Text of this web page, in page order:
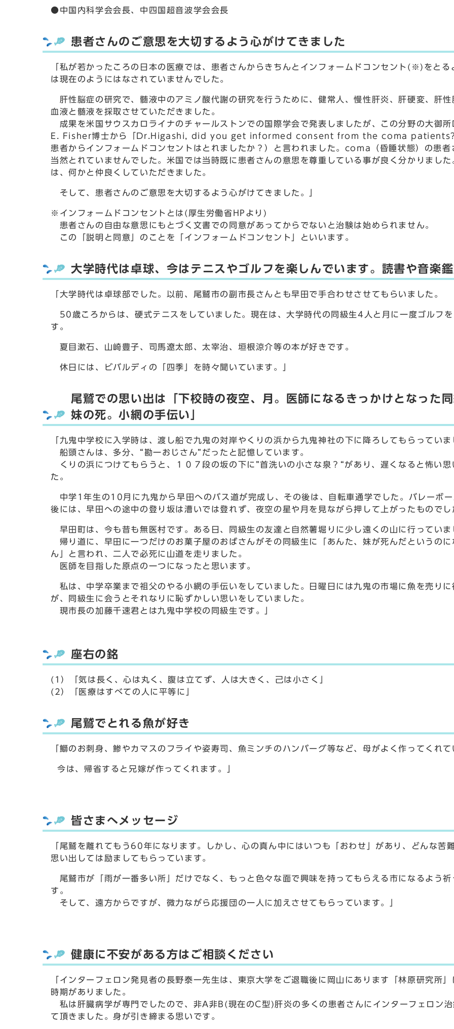
●中国内科学会会長、中四国超音波学会会長
患者さんのご意思を大切するよう心がけてきました
「私が若かったころの日本の医療では、患者さんからきちんとインフォームドコンセント(※)をとる
は現在のようにはなされていませんでした。
肝性脳症の研究で、髄液中のアミノ酸代謝の研究を行うために、健常人、慢性肝炎、肝硬変、肝性
血液と髄液を採取させていただきました。
成果を米国サウスカロライナのチャールストンでの国際学会で発表しましたが、この分野の大御
E. Fisher博士から「Dr.Higashi, did you get informed consent from the coma patients?
患者からインフォームドコンセントはとれましたか？）と言われました。coma（昏睡状態）の患者
当然とれていませんでした。米国では当時既に患者さんの意思を尊重している事が良く分かりました
は、何かと仲良くしていただきました。
そして、患者さんのご意思を大切するよう心がけてきました。」
※インフォームドコンセントとは(厚生労働省HPより)
患者さんの自由な意思にもとづく文書での同意があってからでないと治験は始められません。
この「説明と同意」のことを「インフォームドコンセント」といいます。
大学時代は卓球、今はテニスやゴルフを楽しんでいます。読書や音楽鑑
「大学時代は卓球部でした。以前、尾鷲市の副市長さんとも早田で手合わせさせてもらいました。
50歳ころからは、硬式テニスをしていました。現在は、大学時代の同級生4人と月に一度ゴルフを
す。
夏目漱石、山崎豊子、司馬遼太郎、太宰治、垣根涼介等の本が好きです。
休日には、ビバルディの「四季」を時々聞いています。」
尾鷲での思い出は「下校時の夜空、月。医師になるきっかけとなった
妹の死。小網の手伝い」
「九鬼中学校に入学時は、渡し船で九鬼の対岸やくりの浜から九鬼神社の下に降ろしてもらっていま
船頭さんは、多分、“勘一おじさん”だったと記憶しています。
くりの浜につけてもらうと、１０７段の坂の下に”首洗いの小さな泉？“があり、遅くなると怖い思
た。
中学1年生の10月に九鬼から早田へのバス道が完成し、その後は、自転車通学でした。バレーボー
後には、早田への途中の登り坂は漕いでは登れず、夜空の星や月を見ながら押して上がったものでし
早田町は、今も昔も無医村です。ある日、同級生の友達と自然薯堀りに少し遠くの山に行っていま
帰り道に、早田に一つだけのお菓子屋のおばさんがその同級生に「あんた、妹が死んだというのに
ん」と言われ、二人で必死に山道を走りました。
医師を目指した原点の一つになったと思います。
私は、中学卒業まで祖父のやる小網の手伝いをしていました。日曜日には九鬼の市場に魚を売りに
が、同級生に会うとそれなりに恥ずかしい思いをしていました。
現市長の加藤千速君とは九鬼中学校の同級生です。」
座右の銘
(1）「気は長く、心は丸く、腹は立てず、人は大きく、己は小さく」
(2）「医療はすべての人に平等に」
尾鷲でとれる魚が好き
「鰤のお刺身、鯵やカマスのフライや姿寿司、魚ミンチのハンバーグ等など、母がよく作ってくれて
今は、帰省すると兄嫁が作ってくれます。」
皆さまへメッセージ
「尾鷲を離れてもう60年になります。しかし、心の真ん中にはいつも「おわせ」があり、どんな苦
思い出しては励ましてもらっています。
尾鷲市が「雨が一番多い所」だけでなく、もっと色々な面で興味を持ってもらえる市になるよう祈
す。
そして、遠方からですが、微力ながら応援団の一人に加えさせてもらっています。」
健康に不安がある方はご相談ください
「インターフェロン発見者の長野泰一先生は、東京大学をご退職後に岡山にあります「林原研究所」
時期がありました。
私は肝臓病学が専門でしたので、非A非B(現在のC型)肝炎の多くの患者さんにインターフェロン治
て頂きました。身が引き締まる思いです。